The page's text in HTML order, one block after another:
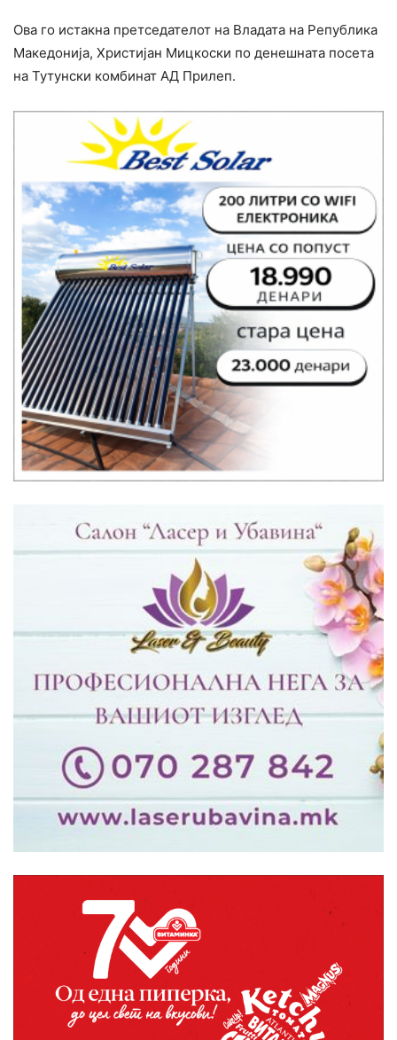
Ова го истакна претседателот на Владата на Република
Македонија, Христијан Мицкоски по денешната посета
на Тутунски комбинат АД Прилеп.